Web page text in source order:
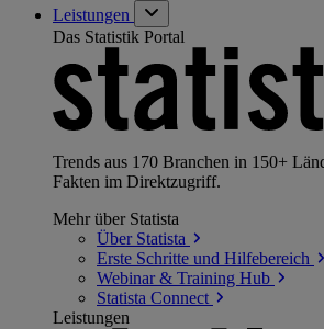
Leistungen
Das Statistik Portal
Trends aus 170 Branchen in 150+
Fakten im Direktzugriff.
Mehr über Statista
Über Statista
Erste Schritte und Hilfebereich
Webinar & Training Hub
Statista Connect
Leistungen